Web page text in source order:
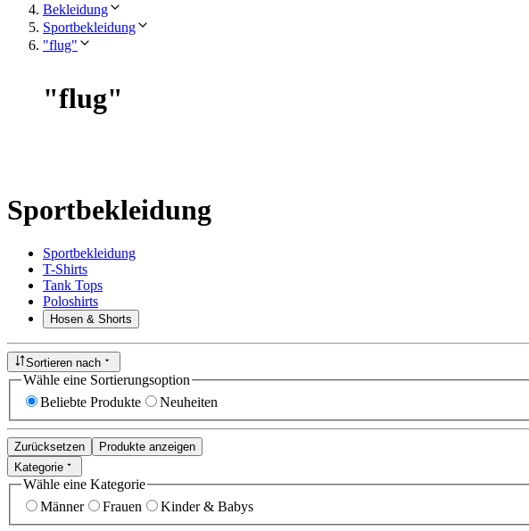
Bekleidung
Sportbekleidung
"flug"
"flug"
Sportbekleidung
Sportbekleidung
T-Shirts
Tank Tops
Poloshirts
Hosen & Shorts
Sortieren nach
Wähle eine Sortierungsoption
Beliebte Produkte
Neuheiten
Zurücksetzen
Produkte anzeigen
Kategorie
Wähle eine Kategorie
Männer
Frauen Kinder & Babys